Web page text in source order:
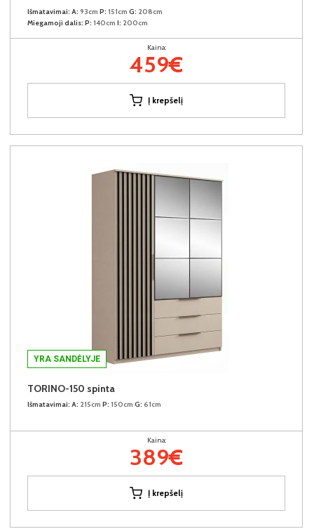
Išmatavimai: A: 93cm P: 151cm G: 208cm
Miegamoji dalis: P: 140cm I: 200cm
Kaina:
459€
Į krepšelį
YRA SANDĖLYJE
TORINO-150 spinta
Išmatavimai: A: 215cm P: 150cm G: 61cm
Kaina:
389€
Į krepšelį